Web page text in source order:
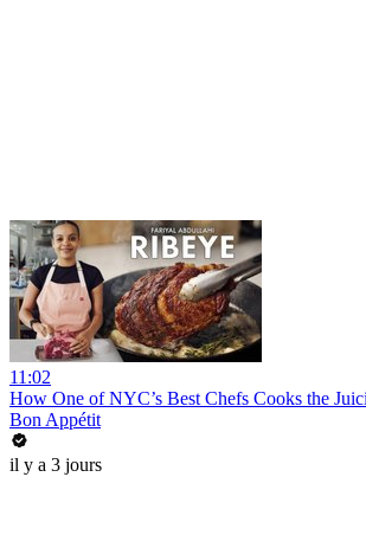
11:02
How One of NYC’s Best Chefs Cooks the
Bon Appétit
il y a 3 jours